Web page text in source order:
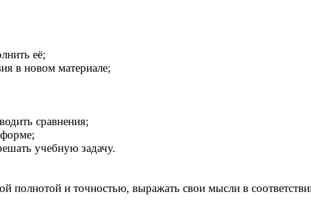
её;
в новом материале;
сравнения;
учебную задачу.
полнотой и точностью, выражать свои мысли в